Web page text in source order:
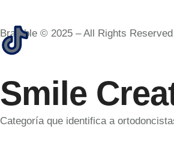
Bramble © 2025 – All Rights Reserved
Smile
Categoría que identifica a